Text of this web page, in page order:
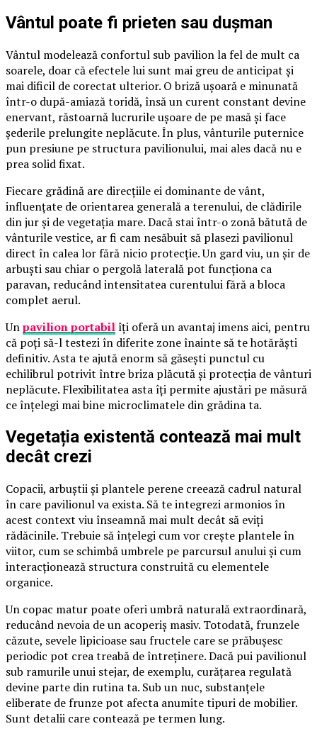
Vântul poate fi prieten sau dușman
Vântul modelează confortul sub pavilion la fel de mult ca
soarele, doar că efectele lui sunt mai greu de anticipat și
mai dificil de corectat ulterior. O briză ușoară e minunată
într-o după-amiază toridă, însă un curent constant devine
enervant, răstoarnă lucrurile ușoare de pe masă și face
șederile prelungite neplăcute. În plus, vânturile puternice
pun presiune pe structura pavilionului, mai ales dacă nu e
prea solid fixat.
Fiecare grădină are direcțiile ei dominante de vânt,
influențate de orientarea generală a terenului, de clădirile
din jur și de vegetația mare. Dacă stai într-o zonă bătută de
vânturile vestice, ar fi cam nesăbuit să plasezi pavilionul
direct în calea lor fără nicio protecție. Un gard viu, un șir de
arbuști sau chiar o pergolă laterală pot funcționa ca
paravan, reducând intensitatea curentului fără a bloca
complet aerul.
Unpavilion portabilîți oferă un avantaj imens aici, pentru
că poți să-l testezi în diferite zone înainte să te hotărăști
definitiv. Asta te ajută enorm să găsești punctul cu
echilibrul potrivit între briza plăcută și protecția de vânturi
neplăcute. Flexibilitatea asta îți permite ajustări pe măsură
ce înțelegi mai bine microclimatele din grădina ta.
Vegetația existentă contează mai mult
decât crezi
Copacii, arbuștii și plantele perene creează cadrul natural
în care pavilionul va exista. Să te integrezi armonios în
acest context viu înseamnă mai mult decât să eviți
rădăcinile. Trebuie să înțelegi cum vor crește plantele în
viitor, cum se schimbă umbrele pe parcursul anului și cum
interacționează structura construită cu elementele
organice.
Un copac matur poate oferi umbră naturală extraordinară,
reducând nevoia de un acoperiș masiv. Totodată, frunzele
căzute, sevele lipicioase sau fructele care se prăbușesc
periodic pot crea treabă de întreținere. Dacă pui pavilionul
sub ramurile unui stejar, de exemplu, curățarea regulată
devine parte din rutina ta. Sub un nuc, substanțele
eliberate de frunze pot afecta anumite tipuri de mobilier.
Sunt detalii care contează pe termen lung.